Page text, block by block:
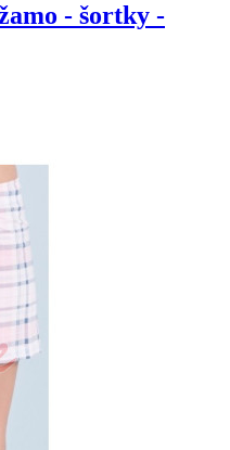
- šortky -